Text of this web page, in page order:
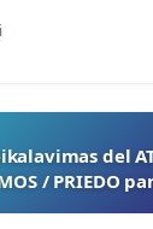
del
/ PRIEDO